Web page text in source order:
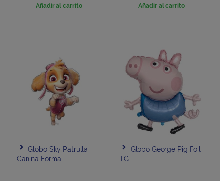
Añadir al carrito Añadir al carrito
Globo Sky Patrulla
Canina Forma
Globo George Pig Foil
TG